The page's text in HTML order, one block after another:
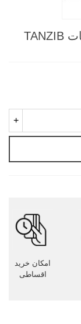
+
امکان خرید
اقساطی